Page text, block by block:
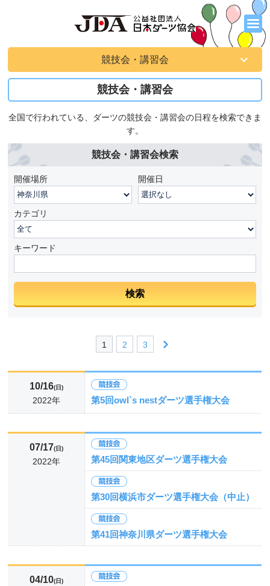
競技会・講習会
競技会・講習会
全国で行われている、ダーツの競技会・講習会の日程を検索できま
す。
競技会・講習会検索
開催場所 開催日
カテゴリ
キーワード
1 2 3
10/16(日)
2022年 第5回owl`s nestダーツ選手権大会
07/17(日)
2022年 第45回関東地区ダーツ選手権大会
第30回横浜市ダーツ選手権大会（中止）
第41回神奈川県ダーツ選手権大会
04/10(日)